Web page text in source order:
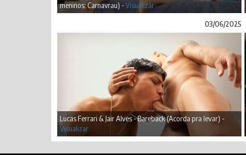
meninos: Carnavrau) -Visualizar
03/06/2025
Lucas Ferrari & Jair Alves - Bareback (Acorda pra levar) -
Visualizar